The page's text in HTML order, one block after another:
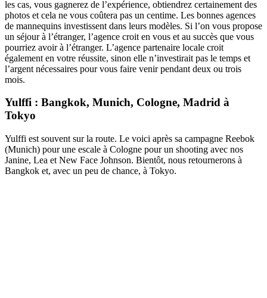
les cas, vous gagnerez de l’expérience, obtiendrez certainement des
photos et cela ne vous coûtera pas un centime. Les bonnes agences
de mannequins investissent dans leurs modèles. Si l’on vous propose
un séjour à l’étranger, l’agence croit en vous et au succès que vous
pourriez avoir à l’étranger. L’agence partenaire locale croit
également en votre réussite, sinon elle n’investirait pas le temps et
l’argent nécessaires pour vous faire venir pendant deux ou trois
mois.
Yulffi : Bangkok, Munich, Cologne, Madrid à
Tokyo
Yulffi est souvent sur la route. Le voici après sa campagne Reebok
(Munich) pour une escale à Cologne pour un shooting avec nos
Janine, Lea et New Face Johnson. Bientôt, nous retournerons à
Bangkok et, avec un peu de chance, à Tokyo.